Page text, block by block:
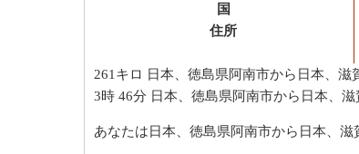
国
住所
261キロ 日本、徳島県阿南市から日本、滋
3時 46分 日本、徳島県阿南市から日本、
あなたは日本、徳島県阿南市から日本、滋